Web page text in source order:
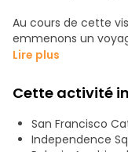
Au cours de cette
emmenons un
origines des
l’humour, le charme
Promenez-vous
patrimoine mondial
place et chaque
l’histoire de Quito.
Lire plus
Cette activité
San Francisco
Independence